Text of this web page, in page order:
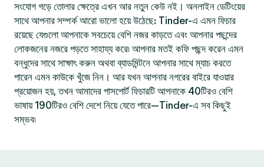
সংযোগ গড়ে তোলার ক্ষেত্রে এখন আর নতুন কেউ নই। অনলাইন ডেটিংয়ের
সাথে আপনার সম্পর্ক আরো ভালো হয়ে উঠেছে: Tinder-এ এমন ফিচার
রয়েছে যেগুলো আপনাকে সবচেয়ে বেশি নজর কাড়তে এবং আপনার পছন্দের
লোকজনের নজরে পড়তে সাহায্য করে৷ আপনার মতই কফি পছন্দ করেন এমন
বন্ধুদের সাথে সাক্ষাৎ করুন অথবা ব্যাডমিন্টনে আপনার সাথে ম্যাচ করতে
পারেন এমন কাউকে খুঁজে নিন। আর যখন আপনার নগরের বাইরে যাওয়ার
প্রয়োজন হয়, তখন আমাদের পাসপোর্ট ফিচারটি আপনাকে 40টিরও বেশি
ভাষায় 190টিরও বেশি দেশে নিয়ে যেতে পারে—Tinder-এ সব কিছুই
সম্ভব৷